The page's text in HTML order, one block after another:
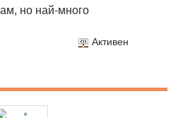
но най-много
Активен